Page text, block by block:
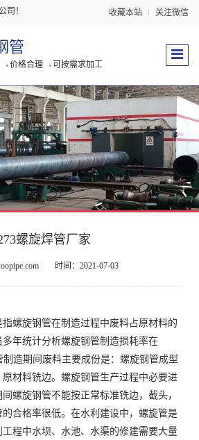
司！ 收藏本站 关注微信
管
价格合理 可按需求加工
螺旋焊管厂家
时间：2021-07-03
螺旋钢管在制造过程中废料占原材料的
多年统计分析螺旋钢管制造损耗率在
制造期间废料主要成份是：螺旋钢管成型
材料铣边。螺旋钢管生产过程中必要进
螺旋钢管不能按正常标准铣边，截头，
合格率很低。在水利建设中，螺旋管是
程中水坝、水池、水渠的修建需要大量